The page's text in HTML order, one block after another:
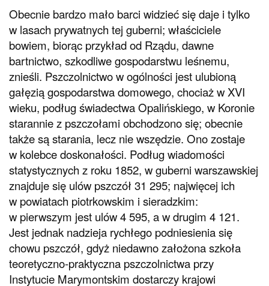
Obecnie bardzo mało barci widzieć się daje i tylko
w lasach prywatnych tej guberni; właściciele
bowiem, biorąc przykład od Rządu, dawne
bartnictwo, szkodliwe gospodarstwu leśnemu,
znieśli. Pszczolnictwo w ogólności jest ulubioną
gałęzią gospodarstwa domowego, chociaż w XVI
wieku, podług świadectwa Opalińskiego, w Koronie
starannie z pszczołami obchodzono się; obecnie
także są starania, lecz nie wszędzie. Ono zostaje
w kolebce doskonałości. Podług wiadomości
statystycznych z roku 1852, w guberni warszawskiej
znajduje się ulów pszczół 31 295; najwięcej ich
w powiatach piotrkowskim i sieradzkim:
w pierwszym jest ulów 4 595, a w drugim 4 121.
Jest jednak nadzieja rychłego podniesienia się
chowu pszczół, gdyż niedawno założona szkoła
teoretyczno-praktyczna pszczolnictwa przy
Instytucie Marymontskim dostarczy krajowi